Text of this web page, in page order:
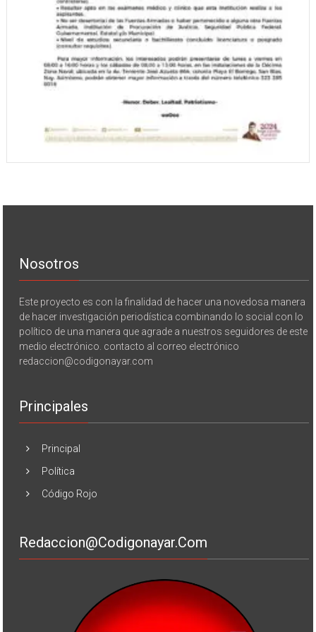
Nosotros
Este proyecto es con la finalidad de hacer una novedosa manera
de hacer investigación periodística combinando lo social con lo
político de una manera que agrade a nuestros seguidores de este
medio electrónico. contacto al correo electrónico
redaccion@codigonayar.com
Principales
Principal
Política
Código Rojo
Redaccion@codigonayar.com